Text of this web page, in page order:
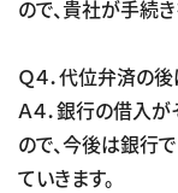
ので、貴社が手続
Ｑ４．代位弁済の
Ａ４．銀行の借入
ので、今後は銀行
ていきます。